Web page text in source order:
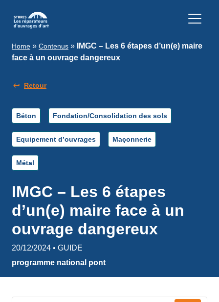
Home » Contenus »
IMGC – Les 6 étapes d’un(e) maire
face à un ouvrage dangereux
Retour
Béton Fondation/Consolidation des sols
Equipement d’ouvrages Maçonnerie
Métal
IMGC – Les 6 étapes
d’un(e) maire face à un
ouvrage dangereux
20/12/2024 • GUIDE
programme national pont